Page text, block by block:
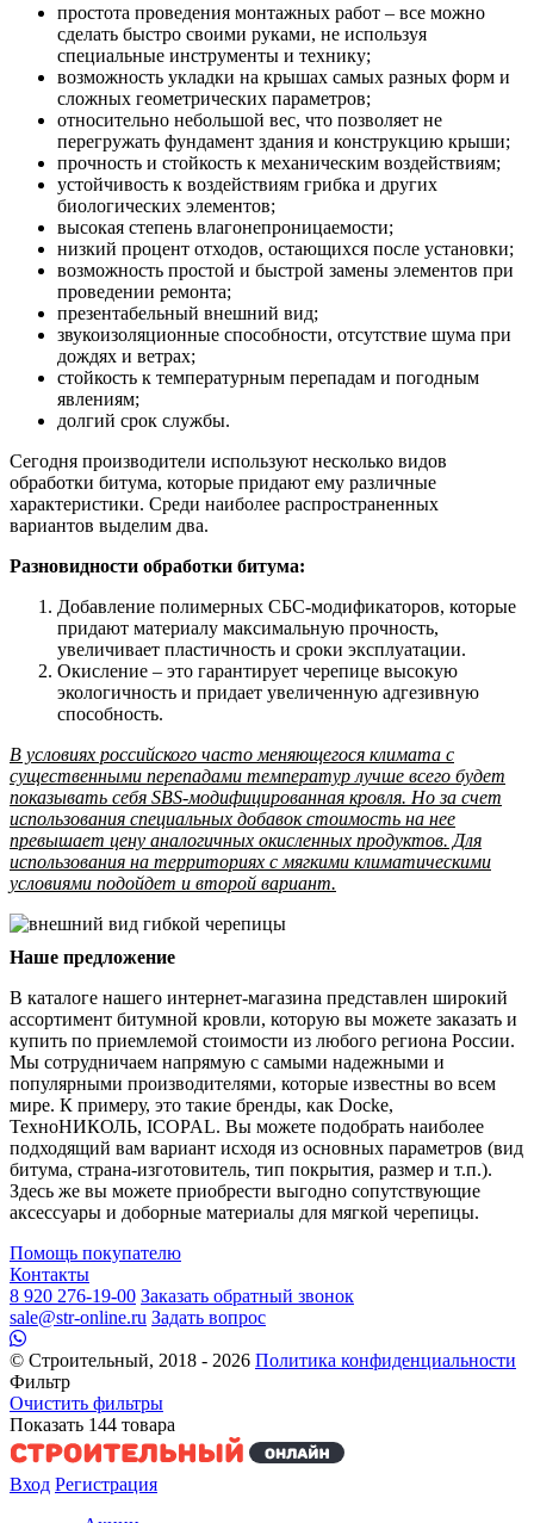
простота проведения монтажных работ – все можно
сделать быстро своими руками, не используя
специальные инструменты и технику;
возможность укладки на крышах самых разных форм и
сложных геометрических параметров;
относительно небольшой вес, что позволяет не
перегружать фундамент здания и конструкцию крыши;
прочность и стойкость к механическим воздействиям;
устойчивость к воздействиям грибка и других
биологических элементов;
высокая степень влагонепроницаемости;
низкий процент отходов, остающихся после установки;
возможность простой и быстрой замены элементов при
проведении ремонта;
презентабельный внешний вид;
звукоизоляционные способности, отсутствие шума при
дождях и ветрах;
стойкость к температурным перепадам и погодным
явлениям;
долгий срок службы.
Сегодня производители используют несколько видов
обработки битума, которые придают ему различные
характеристики. Среди наиболее распространенных
вариантов выделим два.
Разновидности обработки битума:
Добавление полимерных СБС-модификаторов, которые
придают материалу максимальную прочность,
увеличивает пластичность и сроки эксплуатации.
Окисление – это гарантирует черепице высокую
экологичность и придает увеличенную адгезивную
способность.
В условиях российского часто меняющегося климата с
существенными перепадами температур лучше всего будет
показывать себя SBS-модифицированная кровля. Но за счет
использования специальных добавок стоимость на нее
превышает цену аналогичных окисленных продуктов. Для
использования на территориях с мягкими климатическими
условиями подойдет и второй вариант.
Наше предложение
В каталоге нашего интернет-магазина представлен широкий
ассортимент битумной кровли, которую вы можете заказать и
купить по приемлемой стоимости из любого региона России.
Мы сотрудничаем напрямую с самыми надежными и
популярными производителями, которые известны во всем
мире. К примеру, это такие бренды, как Docke,
ТехноНИКОЛЬ, ICOPAL. Вы можете подобрать наиболее
подходящий вам вариант исходя из основных параметров (вид
битума, страна-изготовитель, тип покрытия, размер и т.п.).
Здесь же вы можете приобрести выгодно сопутствующие
аксессуары и доборные материалы для мягкой черепицы.
Помощь покупателю
Контакты
8 920 276-19-00 Заказать обратный звонок
sale@str-online.ru Задать вопрос
© Строительный, 2018 - 2026 Политика конфиденциальности
Фильтр
Очистить фильтры
Показать 144 товара
Вход Регистрация